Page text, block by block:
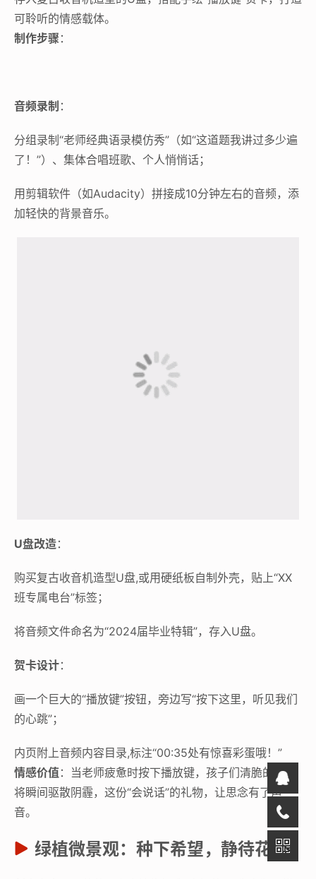
可聆听的情感载体。
制作步骤 ：
音频录制 ：
分组录制“老师经典语录模仿秀”（如“这道题我讲过多少遍
了！”）、集体合唱班歌、个人悄悄话；
用剪辑软件（如Audacity）拼接成10分钟左右的音频，添
加轻快的背景音乐。
U盘改造：
购买复古收音机造型U盘,或用硬纸板自制外壳，贴上“XX
班专属电台”标签；
将音频文件命名为“2024届毕业特辑”，存入U盘。
贺卡设计 ：
画一个巨大的“播放键”按钮，旁边写“按下这里，听见我们
的心跳”；
内页附上音频内容目录,标注“00:35处有惊喜彩蛋哦！”
情感价值：当老师疲惫时按下播放键，孩子们清脆的笑声
将瞬间驱散阴霾，这份“会说话”的礼物，让思念有了声
音。
绿植微景观：种下希望，静待花开